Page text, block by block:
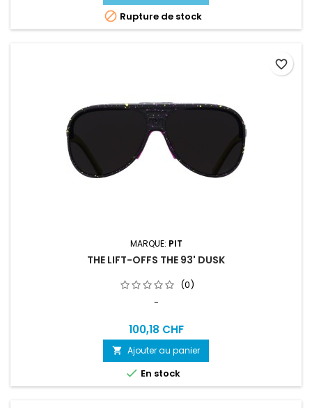
 Rupture de stock
MARQUE: PIT
THE LIFT-OFFS THE 93' DUSK
(0)
-
100,18 CHF
 Ajouter au panier
 En stock
favorite_border